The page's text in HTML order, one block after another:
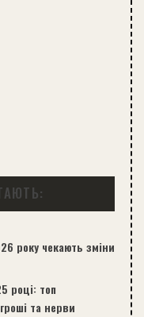
року чекають зміни
році: топ
та нерви